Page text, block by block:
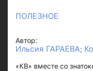
ПОЛЕЗНОЕ
Автор:
Ильсия ГАРАЕВА;
«КВ» вместе со